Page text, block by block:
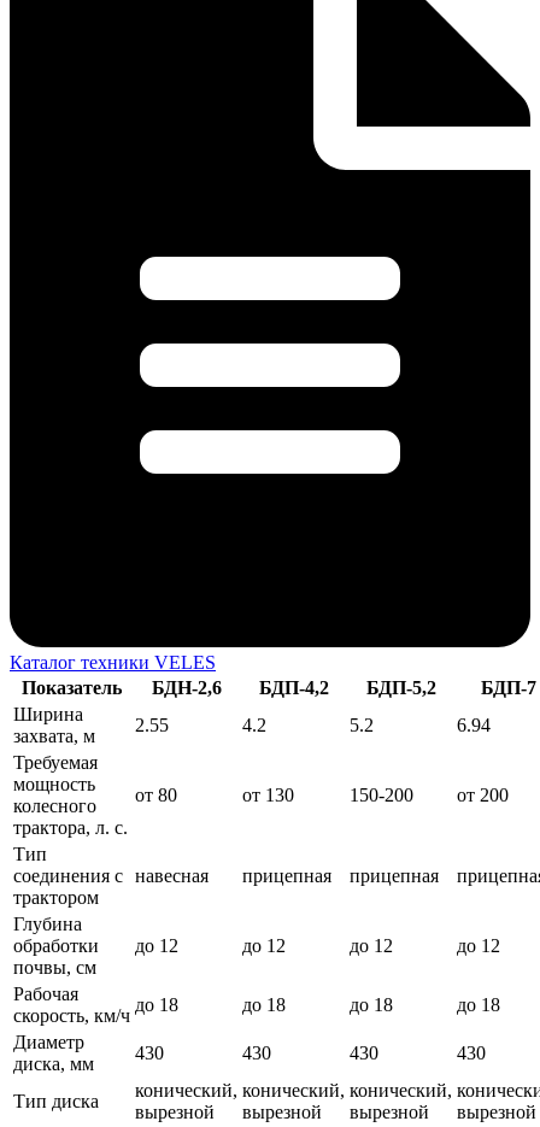
Каталог техники VELES
Показатель
БДН-2,6 БДП-4,2 БДП-5,2
БДП-7
Ширина
захвата, м
2.55 4.2 5.2
6.94
Требуемая
мощность
колесного
трактора, л. с.
от 80 от 130 150-200 от 200
Тип
соединения с
трактором
навесная прицепная прицепная
Глубина
обработки
почвы, см
до 12 до 12 до 12 до 12
Рабочая
скорость, км/ч
до 18 до 18 до 18
до 18
Диаметр
диска, мм
430 430 430 430
Тип диска
конический,
вырезной
конический,
вырезной
конический,
вырезной
вырезной